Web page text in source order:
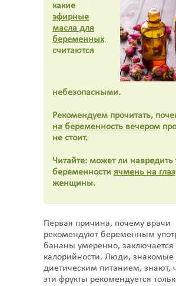
какие
эфирные
масла для
беременных
считаются
небезопасными.
Рекомендуем прочитать,
на беременность вечером
не стоит.
Читайте: может ли
беременности ячмень на
женщины.
Первая причина, почему врачи
рекомендуют беременным
бананы умеренно, заключается
калорийности. Люди, знакомые
диетическим питанием, знают,
эти фрукты рекомендуется